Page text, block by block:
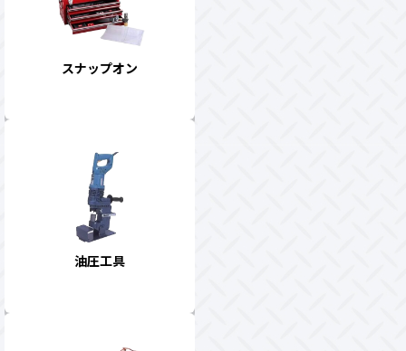
スナップオン
油圧工具